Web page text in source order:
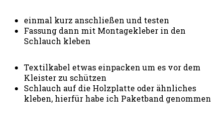
einmal kurz anschließen und testen
Fassung dann mit Montagekleber in den
Schlauch kleben
Textilkabel etwas einpacken um es vor dem
Kleister zu schützen
Schlauch auf die Holzplatte oder ähnliches
kleben, hierfür habe ich Paketband genommen